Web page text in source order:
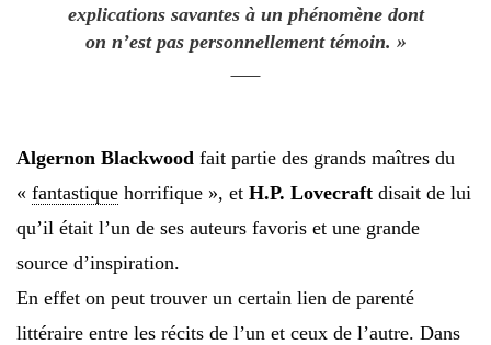
explications savantes à un phénomène dont
on n’est pas personnellement témoin. »
Algernon Blackwood fait partie des grands maîtres du
« fantastique horrifique », et H.P. Lovecraft disait de lui
qu’il était l’un de ses auteurs favoris et une grande
source d’inspiration.
En effet on peut trouver un certain lien de parenté
littéraire entre les récits de l’un et ceux de l’autre. Dans